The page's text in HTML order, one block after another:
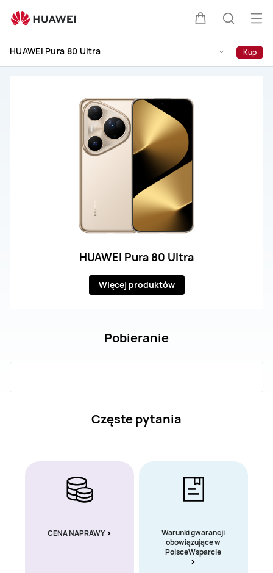
HUAWEI
80
Ultra
HUAWEI Pura 80 Ultra Kup
HUAWEI Pura 80 Ultra
Więcej produktów
Pobieranie
Częste pytania
CENA NAPRAWY
Warunki gwarancji
obowiązujące w
PolsceWsparcie